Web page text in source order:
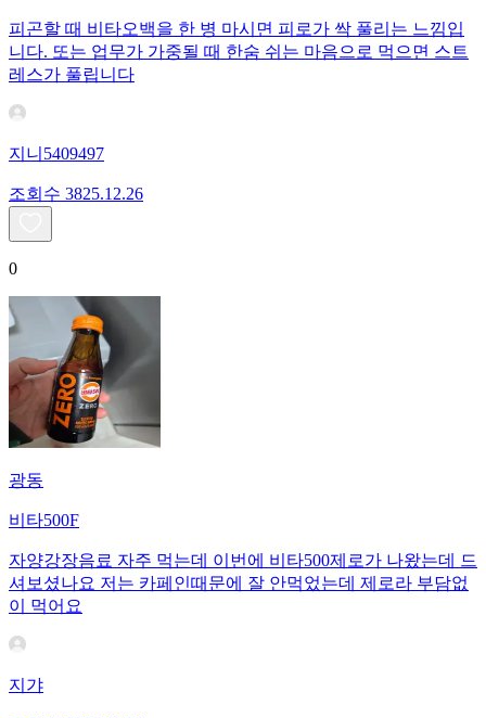
피곤할 때 비타오백을 한 병 마시면 피로가 싹 풀리는 느낌입
니다. 또는 업무가 가중될 때 한숨 쉬는 마음으로 먹으면 스트
레스가 풀립니다
지니5409497
조회수 3825.12.26
0
광동
비타500F
자양강장음료 자주 먹는데 이번에 비타500제로가 나왔는데 드
셔보셨나요 저는 카페인때문에 잘 안먹었는데 제로라 부담없
이 먹어요
지갸